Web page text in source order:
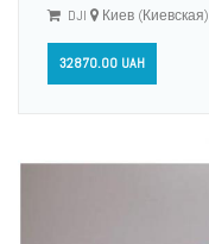
DJI Киев (Киевская)
32870.00 UAH